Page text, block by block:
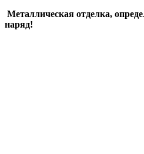
Металлическая отделка,
наряд!